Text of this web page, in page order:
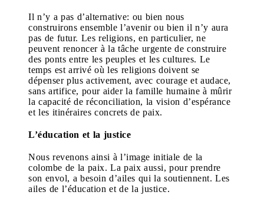
Il n’y a pas d’alternative: ou bien nous
construirons ensemble l’avenir ou bien il n’y aura
pas de futur. Les religions, en particulier, ne
peuvent renoncer à la tâche urgente de construire
des ponts entre les peuples et les cultures. Le
temps est arrivé où les religions doivent se
dépenser plus activement, avec courage et audace,
sans artifice, pour aider la famille humaine à mûrir
la capacité de réconciliation, la vision d’espérance
et les itinéraires concrets de paix.
L’éducation et la justice
Nous revenons ainsi à l’image initiale de la
colombe de la paix. La paix aussi, pour prendre
son envol, a besoin d’ailes qui la soutiennent. Les
ailes de l’éducation et de la justice.